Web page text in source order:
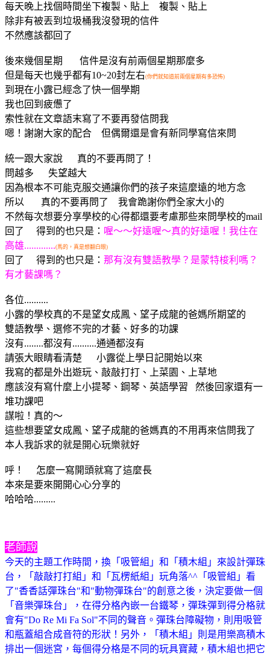
每天晚上找個時間坐下複製、貼上 複製、貼上
除非有被丟到垃圾桶我沒發現的信件
不然應該都回了
後來幾個星期 信件是沒有前兩個星期那麼多
但是每天也幾乎都有10~20封左右(你們就知道前兩個星期有多恐怖)
到現在小露已經念了快一個學期
我也回到疲憊了
索性就在文章語末寫了不要再發信問我
嗯！謝謝大家的配合 但偶爾還是會有新同學寫信來問
統一跟大家說 真的不要再問了！
問越多 失望越大
因為根本不可能克服交通讓你們的孩子來這麼遠的地方念
所以 真的不要再問了 我會跪謝你們全家大小的
不然每次想要分享學校的心得都還要考慮那些來問學校的mail
回了 得到的也只是： 喔～～好遠喔～真的好遠喔！我住在
高雄.............(馬的，真是想翻白眼)
回了 得到的也只是： 那有沒有雙語教學？是蒙特梭利嗎？
有才藝課嗎？
各位..........
小露的學校真的不是望女成鳳、望子成龍的爸媽所期望的
雙語教學、選修不完的才藝、好多的功課
沒有........都沒有..........通通都沒有
請張大眼睛看清楚 小露從上學日記開始以來
我寫的都是外出遊玩、敲敲打打、上菜園、上草地
應該沒有寫什麼上小提琴、鋼琴、英語學習 然後回家還有一
堆功課吧
謀啦！真的～
這些想要望女成鳳、望子成龍的爸媽真的不用再來信問我了
本人我訴求的就是開心玩樂就好
呼！ 怎麼一寫開頭就寫了這麼長
本來是要來開開心心分享的
哈哈哈.........
老師說
今天的主題工作時間，換「吸管組」和「積木組」來設計彈珠
台，「敲敲打打組」和「瓦楞紙組」玩角落^^「吸管組」看
了"香香話彈珠台"和"動物彈珠台"的創意之後，決定要做一個
「音樂彈珠台」，在得分格內嵌一台鐵琴，彈珠彈到得分格就
會有"Do Re Mi Fa Sol"不同的聲音。彈珠台障礙物，則用吸管
和瓶蓋組合成音符的形狀！另外，「積木組」則是用樂高積木
排出一個迷宮，每個得分格是不同的玩具寶藏，積木組也把它